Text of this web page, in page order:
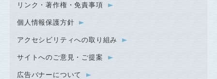
リンク・著作権・免責事項
個人情報保護方針
アクセシビリティへの取り組み
サイトへのご意見・ご提案
広告バナーについて